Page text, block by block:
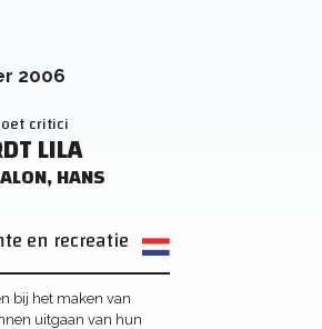
2006
critici
LILA
HANS
en recreatie
bij het maken van
uitgaan van hun